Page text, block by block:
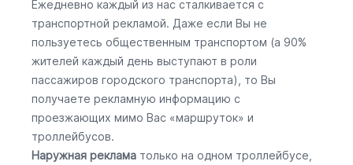
Ежедневно каждый из нас сталкивается с
транспортной рекламой. Даже если Вы не
пользуетесь общественным транспортом (а 90%
жителей каждый день выступают в роли
пассажиров городского транспорта), то Вы
получаете рекламную информацию с
проезжающих мимо Вас «маршруток» и
троллейбусов.
Наружная реклама только на одном троллейбусе,